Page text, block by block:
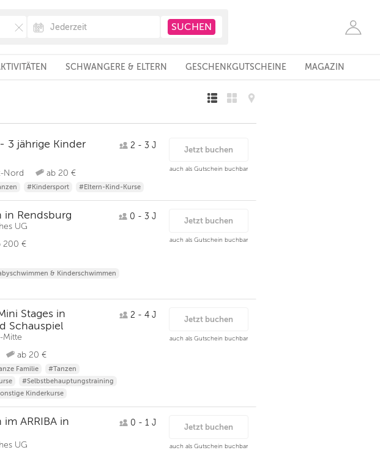
SCHWANGERE & ELTERN GESCHENKGUTSCHEINE MAGAZIN
3 jährige Kinder
Nord
ab 20 €
2 - 3 J
#Kindersport #Eltern-Kind-Kurse
Jetzt buchen
auch als Gutschein buchbar
in Rendsburg
UG
200 €
0 - 3 J
& Kinderschwimmen
Jetzt buchen
auch als Gutschein buchbar
Stages in
Schauspiel
Mitte
ab 20 €
2 - 4 J
Familie
#Tanzen
#Selbstbehauptungstraining
Kinderkurse
Jetzt buchen
auch als Gutschein buchbar
ARRIBA in
UG
0 - 1 J Jetzt buchen
auch als Gutschein buchbar